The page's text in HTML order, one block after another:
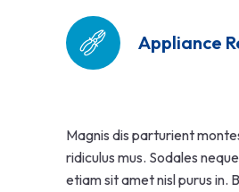
Appliance
Magnis dis parturient
ridiculus mus. Sodales
etiam sit amet nisl purus in.